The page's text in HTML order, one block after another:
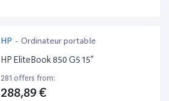
HP - Ordinateur portable
HP EliteBook 850 G5 15”
281 offers from:
288,89 €